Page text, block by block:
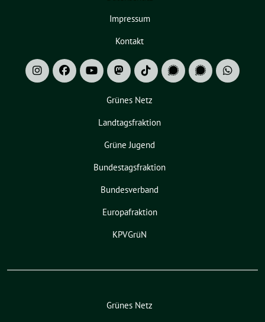
Impressum
Kontakt
Grünes Netz
Landtagsfraktion
Grüne Jugend
Bundestagsfraktion
Bundesverband
Europafraktion
KPVGrüN
Grünes Netz